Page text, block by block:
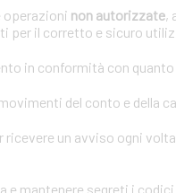
operazioni non autorizzate,
per il corretto e sicuro
in conformità con
del conto e della
un avviso ogni
mantenere segreti i